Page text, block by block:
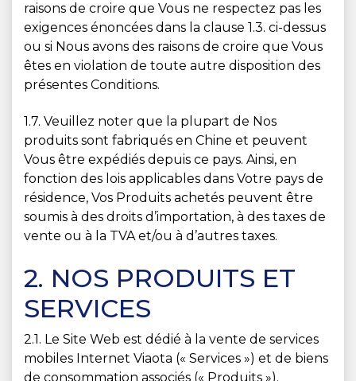
raisons de croire que Vous ne respectez pas les
exigences énoncées dans la clause 1.3. ci-dessus
ou si Nous avons des raisons de croire que Vous
êtes en violation de toute autre disposition des
présentes Conditions.
1.7. Veuillez noter que la plupart de Nos
produits sont fabriqués en Chine et peuvent
Vous être expédiés depuis ce pays. Ainsi, en
fonction des lois applicables dans Votre pays de
résidence, Vos Produits achetés peuvent être
soumis à des droits d’importation, à des taxes de
vente ou à la TVA et/ou à d’autres taxes.
2. NOS PRODUITS ET
SERVICES
2.1. Le Site Web est dédié à la vente de services
mobiles Internet Viaota (« Services ») et de biens
de consommation associés (« Produits »).